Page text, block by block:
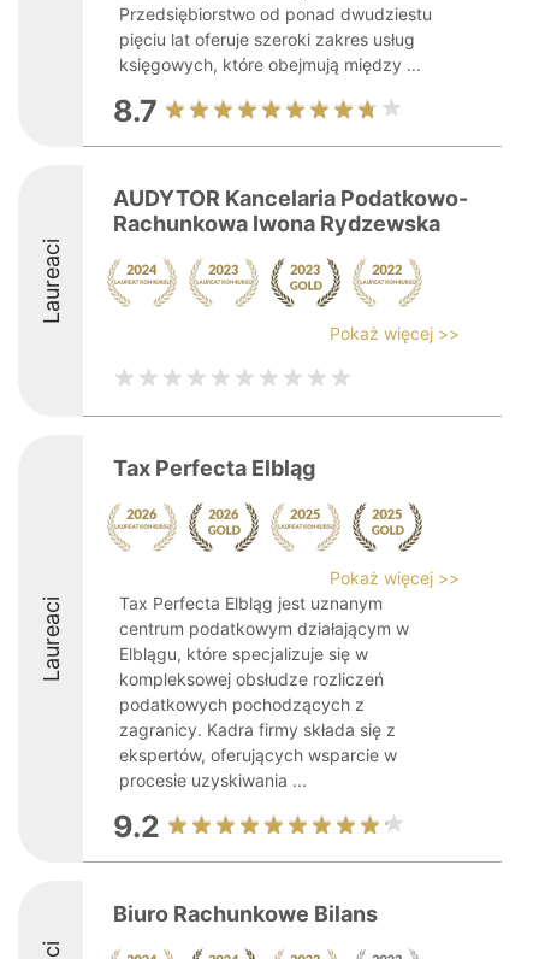
Przedsiębiorstwo od ponad dwudziestu
pięciu lat oferuje szeroki zakres usług
księgowych, które obejmują między ...
8.7
Laureaci
AUDYTOR Kancelaria Podatkowo-
Rachunkowa Iwona Rydzewska
Pokaż więcej >>
Laureaci
Tax Perfecta Elbląg
Pokaż więcej >>
Tax Perfecta Elbląg jest uznanym
centrum podatkowym działającym w
Elblągu, które specjalizuje się w
kompleksowej obsłudze rozliczeń
podatkowych pochodzących z
zagranicy. Kadra firmy składa się z
ekspertów, oferujących wsparcie w
procesie uzyskiwania ...
9.2
Biuro Rachunkowe Bilans